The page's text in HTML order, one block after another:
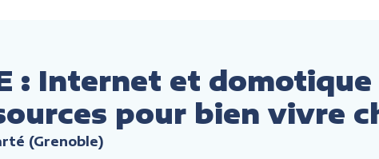
: Internet et
pour bien vivre
(Grenoble)